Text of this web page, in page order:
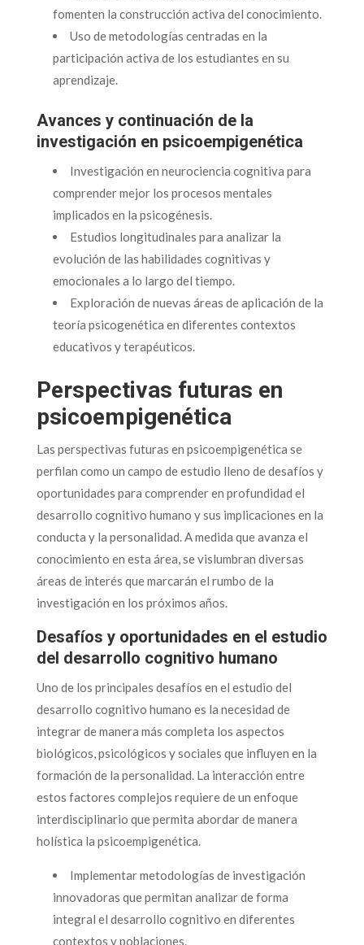
fomenten la construcción activa del conocimiento.
Uso de metodologías centradas en la
participación activa de los estudiantes en su
aprendizaje.
Avances y continuación de la
investigación en psicoempigenética
Investigación en neurociencia cognitiva para
comprender mejor los procesos mentales
implicados en la psicogénesis.
Estudios longitudinales para analizar la
evolución de las habilidades cognitivas y
emocionales a lo largo del tiempo.
Exploración de nuevas áreas de aplicación de la
teoría psicogenética en diferentes contextos
educativos y terapéuticos.
Perspectivas futuras en
psicoempigenética
Las perspectivas futuras en psicoempigenética se
perfilan como un campo de estudio lleno de desafíos y
oportunidades para comprender en profundidad el
desarrollo cognitivo humano y sus implicaciones en la
conducta y la personalidad. A medida que avanza el
conocimiento en esta área, se vislumbran diversas
áreas de interés que marcarán el rumbo de la
investigación en los próximos años.
Desafíos y oportunidades en el estudio
del desarrollo cognitivo humano
Uno de los principales desafíos en el estudio del
desarrollo cognitivo humano es la necesidad de
integrar de manera más completa los aspectos
biológicos, psicológicos y sociales que influyen en la
formación de la personalidad. La interacción entre
estos factores complejos requiere de un enfoque
interdisciplinario que permita abordar de manera
holística la psicoempigenética.
Implementar metodologías de investigación
innovadoras que permitan analizar de forma
integral el desarrollo cognitivo en diferentes
contextos y poblaciones.